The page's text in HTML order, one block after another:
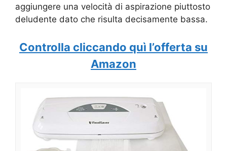
aggiungere una velocità di aspirazione piuttosto
deludente dato che risulta decisamente bassa.
Controlla cliccando quì l’offerta su
Amazon